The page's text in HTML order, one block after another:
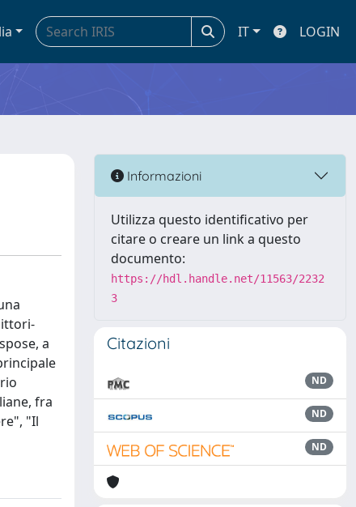
IT LOGIN
a
fra
"Il
Informazioni
Utilizza questo identificativo per
citare o creare un link a questo
documento:
https://hdl.handle.net/11563/2232
3
Citazioni
ND
ND
ND